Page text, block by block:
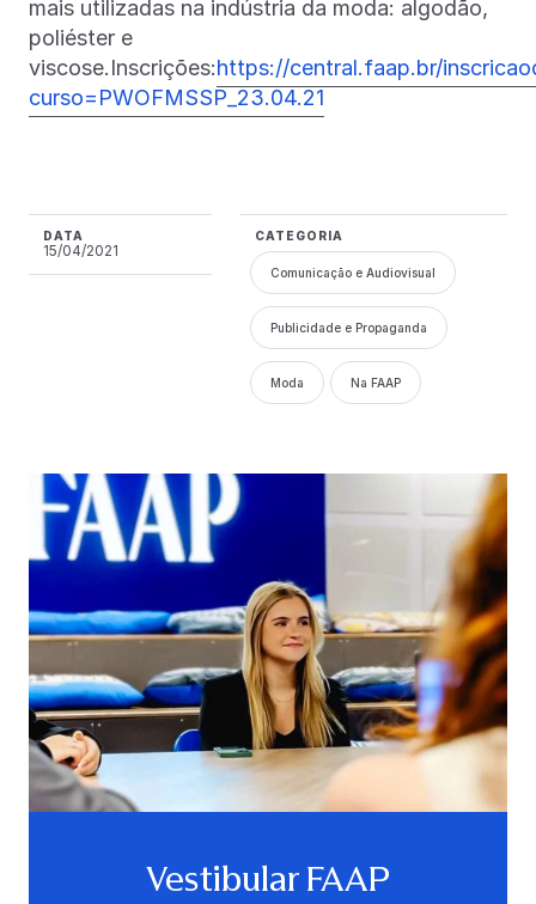
mais utilizadas na indústria da moda: algodão,
poliéster e
viscose.Inscrições:https://central.faap.br/
curso=PWOFMSSP_23.04.21
DATA
15/04/2021
CATEGORIA
Comunicação e Audiovisual
Publicidade e Propaganda
Moda Na FAAP
Vestibular FAAP